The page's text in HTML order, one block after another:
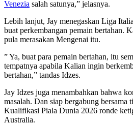
Venezia salah satunya,” jelasnya.
Lebih lanjut, Jay menegaskan Liga
buat perkembangan pemain bertahan.
pula merasakan Mengenai itu.
” Ya, buat para pemain bertahan, itu
tempatnya apabila Kalian ingin
bertahan,” tandas Idzes.
Jay Idzes juga menambahkan bahwa
masalah. Dan siap bergabung bersama
Kualifikasi Piala Dunia 2026 ronde
Australia.